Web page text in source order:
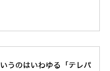
うのはいわゆる「テレパ